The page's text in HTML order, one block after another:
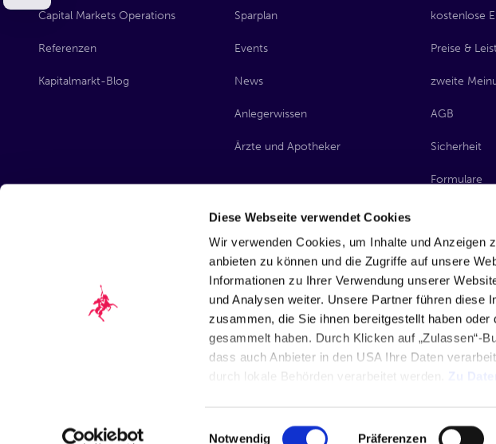
Diese Webseite verwendet Cookies
Wir verwenden Cookies, um Inhalte und Anzeigen
anbieten zu können und die Zugriffe auf unsere
Informationen zu Ihrer Verwendung unserer
und Analysen weiter. Unsere Partner führen diese
zusammen, die Sie ihnen bereitgestellt haben
gesammelt haben. Durch Klicken auf „Zulassen“-
dass auch Anbieter in den USA Ihre Daten
durch lokale Behörden verarbeitet werden.
Zu
Einwilligungsauswahl
Notwendig Präferenzen
Capital Markets Operations
Referenzen
Kapitalmarkt-Blog
Sparplan
Events
News
Anlegerwissen
Ärzte und Apotheker
kostenlose
Preise &
zweite
AGB
Sicherheit
Formulare
PSD2-
PSD2-Portal
2026Quirin Privatbank BIC: QUBKDEBBXXX